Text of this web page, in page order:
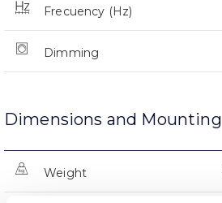
Frecuency (Hz)
Dimming
Dimensions and Mounting
Weight